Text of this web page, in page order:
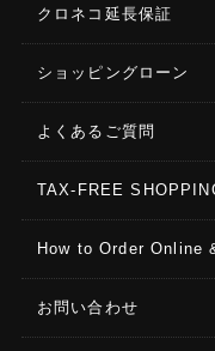
クロネコ延長保証
ショッピングローン
よくあるご質問
TAX-FREE
How to Order Online
お問い合わせ